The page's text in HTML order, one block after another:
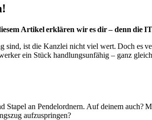
Artikel erklären wir es dir – denn die
ist die Kanzlei nicht viel wert. Doch es
ein Stück handlungsunfähig – ganz
an Pendelordnern. Auf deinem auch?
aufzuspringen?